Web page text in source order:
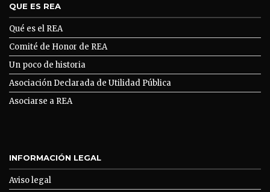
QUE ES REA
Qué es el REA
Comité de Honor de REA
Un poco de historia
Asociación Declarada de Utilidad Pública
Asociarse a REA
INFORMACIÓN LEGAL
Aviso legal